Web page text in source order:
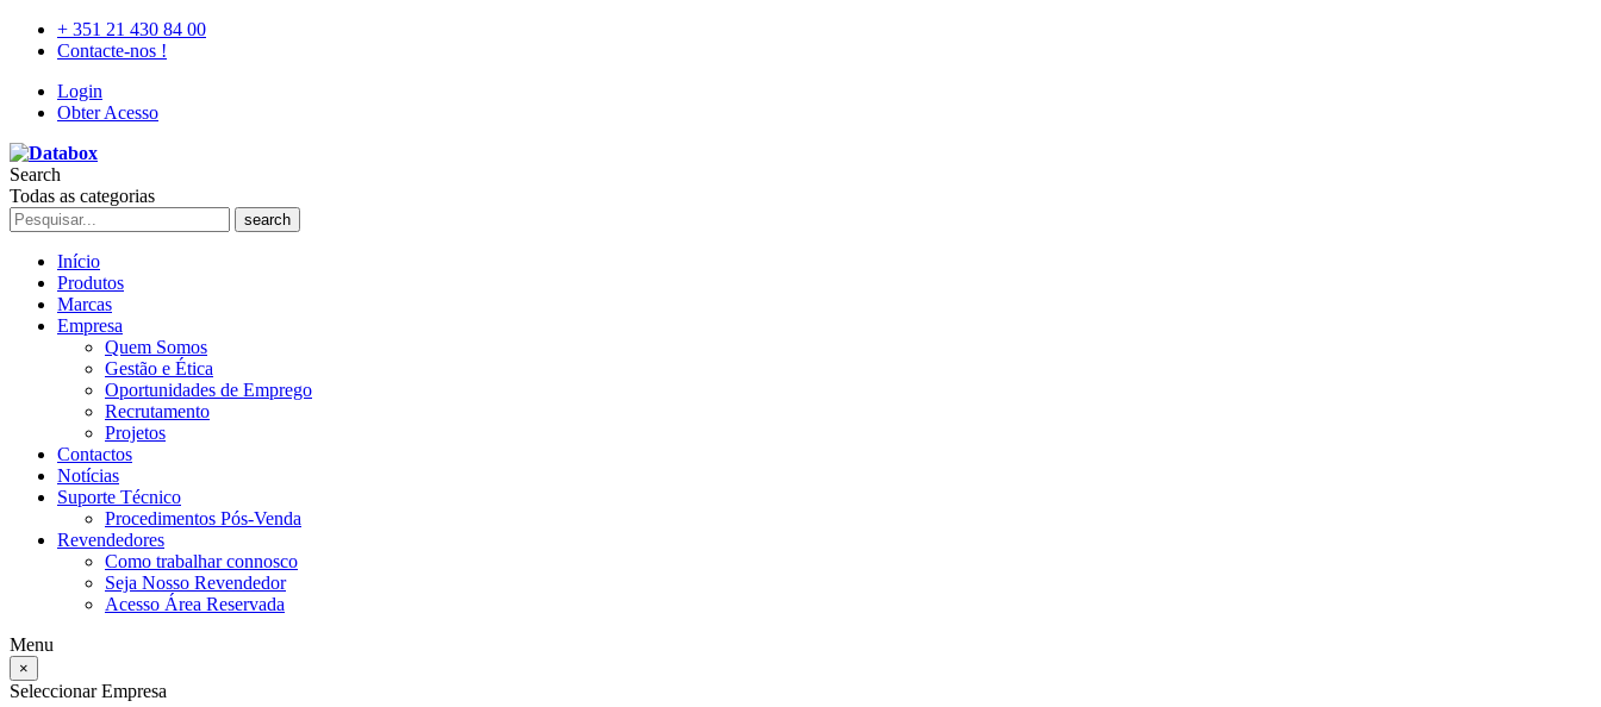
+ 351 21 430 84 00
Contacte-nos !
Login
Obter Acesso
Search
Todas as categorias
search
Início
Produtos
Marcas
Empresa
Quem Somos
Gestão e Ética
Oportunidades de Emprego
Recrutamento
Projetos
Contactos
Notícias
Suporte Técnico
Procedimentos Pós-Venda
Revendedores
Como trabalhar connosco
Seja Nosso Revendedor
Acesso Área Reservada
Menu
×
Seleccionar Empresa